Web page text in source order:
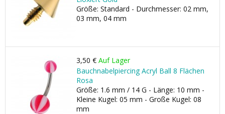
Größe: Standard - Durchmesser: 02 mm,
03 mm, 04 mm
3,50 € Auf Lager
Bauchnabelpiercing Acryl Ball 8 Flächen
Rosa
Größe: 1.6 mm / 14 G - Länge: 10 mm -
Kleine Kugel: 05 mm - Große Kugel: 08
mm